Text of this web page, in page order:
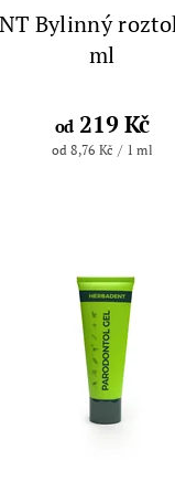
Bylinný
ml
od219 Kč
od 8,76 Kč / 1 ml